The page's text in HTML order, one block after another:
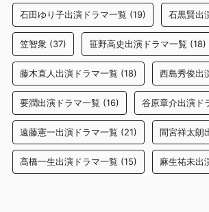
石田ゆり子出演ドラマ一覧 (19) 石黒賢出
笠智衆 (37) 笹野高史出演ドラマ一覧 (18)
藤木直人出演ドラマ一覧 (18) 西島秀俊出
要潤出演ドラマ一覧 (16) 谷原章介出演ド
遠藤憲一出演ドラマ一覧 (21) 間宮祥太朗
高橋一生出演ドラマ一覧 (15) 麻生祐未出